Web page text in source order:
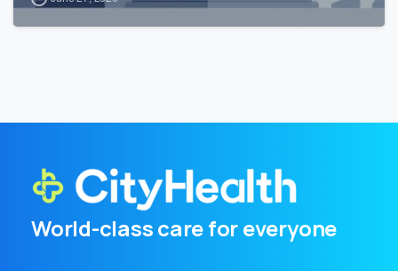
World-class care for everyone